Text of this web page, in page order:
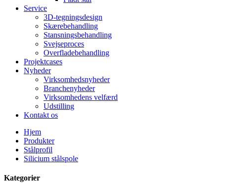
Service
3D-tegningsdesign
Skærebehandling
Stansningsbehandling
Svejseproces
Overfladebehandling
Projektcases
Nyheder
Virksomhedsnyheder
Branchenyheder
Virksomhedens velfærd
Udstilling
Kontakt os
Hjem
Produkter
Stålprofil
Silicium stålspole
Kategorier